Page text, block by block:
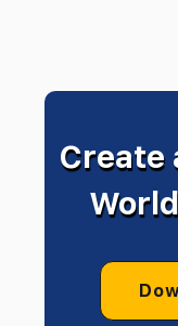
Create